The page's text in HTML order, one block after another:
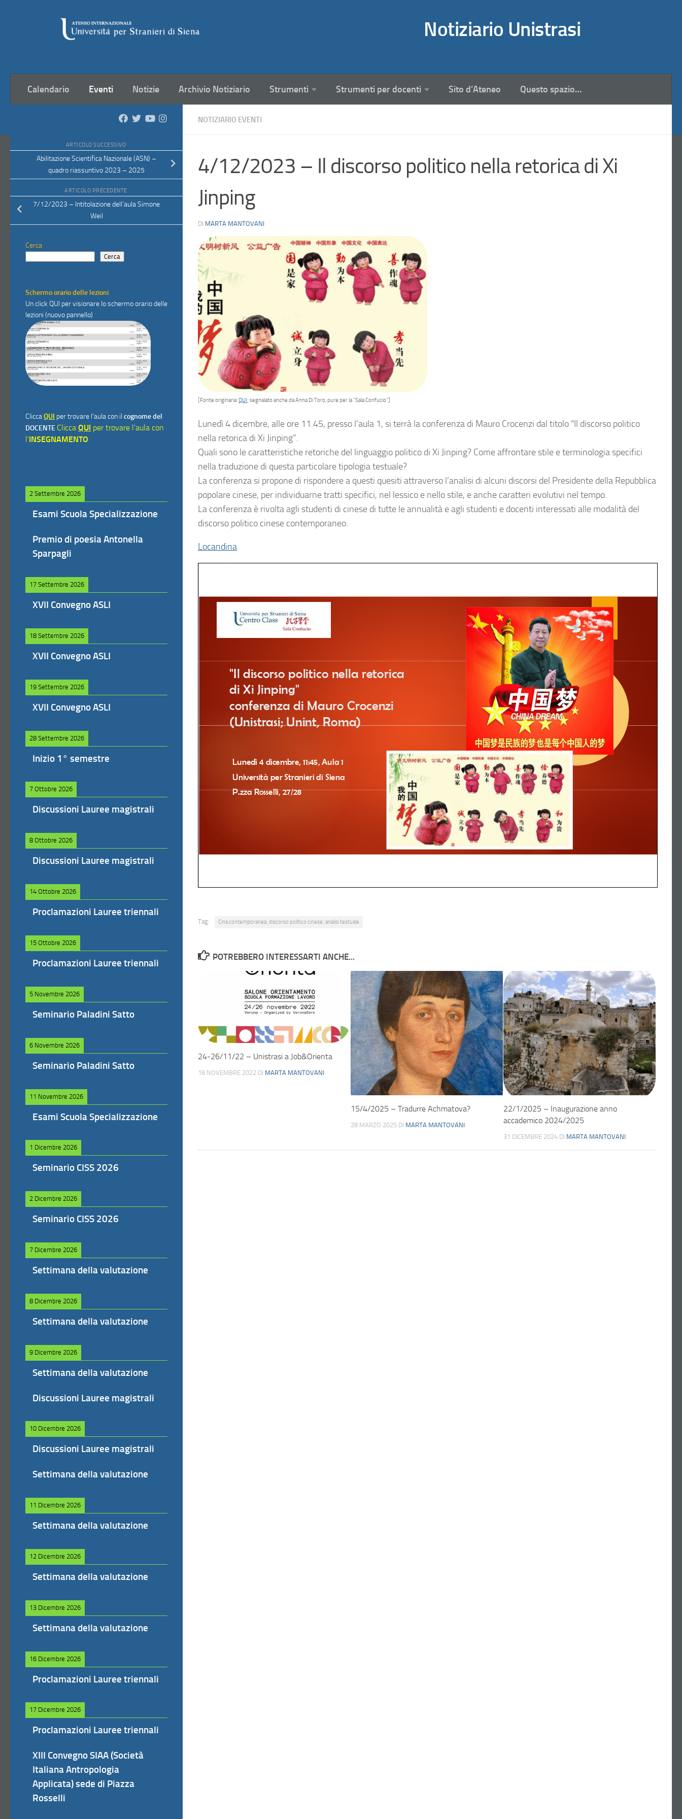
Notiziario Unistrasi
Calendario Eventi Notizie Archivio Notiziario Strumenti Strumenti per docenti Sito d’Ateneo Questo spazio…
NOTIZIARIO EVENTI
4/12/2023 – Il discorso politico nella retorica di Xi
Jinping
DI MARTA MANTOVANI
[Fonte originaria:QUI; segnalato anche da Anna Di Toro, pure per la “Sala Confucio”]
Lunedì 4 dicembre, alle ore 11.45, presso l’aula 1, si terrà la conferenza di Mauro Crocenzi dal titolo “Il discorso politico
nella retorica di Xi Jinping”.
Quali sono le caratteristiche retoriche del linguaggio politico di Xi Jinping? Come affrontare stile e terminologia specifici
nella traduzione di questa particolare tipologia testuale?
La conferenza si propone di rispondere a questi quesiti attraverso l’analisi di alcuni discorsi del Presidente della Repubblica
popolare cinese, per individuarne tratti specifici, nel lessico e nello stile, e anche caratteri evolutivi nel tempo.
La conferenza è rivolta agli studenti di cinese di tutte le annualità e agli studenti e docenti interessati alle modalità del
discorso politico cinese contemporaneo.
Locandina
Tag: Cina contemporanea; discorso politico cinese; analisi testuale
POTREBBERO INTERESSARTI ANCHE...
24-26/11/22 – Unistrasi a Job&Orienta
18 NOVEMBRE 2022 DI MARTA MANTOVANI
15/4/2025 – Tradurre Achmatova?
28 MARZO 2025 DI MARTA MANTOVANI
22/1/2025 – Inaugurazione anno
accademico 2024/2025
31 DICEMBRE 2024 DI MARTA MANTOVANI
ARTICOLO SUCCESSIVO
Abilitazione Scientifica Nazionale (ASN) –
quadro riassuntivo 2023 – 2025
ARTICOLO PRECEDENTE
7/12/2023 – Intitolazione dell’aula Simone
Weil
Cerca
Cerca
Schermo orario delle lezioni
Un click QUI per visionare lo schermo orario delle
lezioni (nuovo pannello)
CliccaQUI per trovare l'aula con il cognome del
DOCENTE Clicca QUI per trovare l'aula con
l'INSEGNAMENTO
2 Settembre 2026
Esami Scuola Specializzazione
Premio di poesia Antonella
Sparpagli
17 Settembre 2026
XVII Convegno ASLI
18 Settembre 2026
XVII Convegno ASLI
19 Settembre 2026
XVII Convegno ASLI
28 Settembre 2026
Inizio 1° semestre
7 Ottobre 2026
Discussioni Lauree magistrali
8 Ottobre 2026
Discussioni Lauree magistrali
14 Ottobre 2026
Proclamazioni Lauree triennali
15 Ottobre 2026
Proclamazioni Lauree triennali
5 Novembre 2026
Seminario Paladini Satto
6 Novembre 2026
Seminario Paladini Satto
11 Novembre 2026
Esami Scuola Specializzazione
1 Dicembre 2026
Seminario CISS 2026
2 Dicembre 2026
Seminario CISS 2026
7 Dicembre 2026
Settimana della valutazione
8 Dicembre 2026
Settimana della valutazione
9 Dicembre 2026
Settimana della valutazione
Discussioni Lauree magistrali
10 Dicembre 2026
Discussioni Lauree magistrali
Settimana della valutazione
11 Dicembre 2026
Settimana della valutazione
12 Dicembre 2026
Settimana della valutazione
13 Dicembre 2026
Settimana della valutazione
16 Dicembre 2026
Proclamazioni Lauree triennali
17 Dicembre 2026
Proclamazioni Lauree triennali
XIII Convegno SIAA (Società
Italiana Antropologia
Applicata) sede di Piazza
Rosselli